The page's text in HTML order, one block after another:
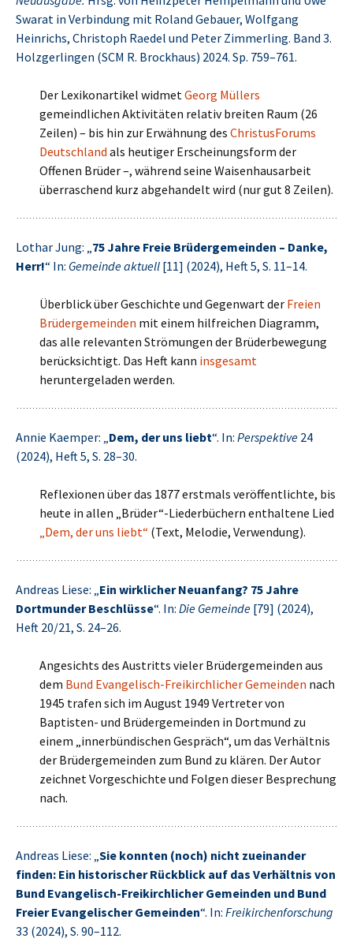
Swarat in Verbindung mit Roland Gebauer, Wolfgang
Heinrichs, Christoph Raedel und Peter Zimmerling. Band 3.
Holzgerlingen (SCM R. Brockhaus) 2024. Sp. 759–761.
Der Lexikonartikel widmetGeorg Müllers
gemeindlichen Aktivitäten relativ breiten Raum (26
Zeilen) – bis hin zur Erwähnung des ChristusForums
Deutschland als heutiger Erscheinungsform der
Offenen Brüder –, während seine Waisenhausarbeit
überraschend kurz abgehandelt wird (nur gut 8 Zeilen).
Lothar Jung: „75 Jahre Freie Brüdergemeinden – Danke,
Herr!“ In: Gemeinde aktuell [11] (2024), Heft 5, S. 11–14.
Überblick über Geschichte und Gegenwart der Freien
Brüdergemeinden mit einem hilfreichen Diagramm,
das alle relevanten Strömungen der Brüderbewegung
berücksichtigt. Das Heft kann insgesamt
heruntergeladen werden.
Annie Kaemper: „Dem, der uns liebt“. In: Perspektive 24
(2024), Heft 5, S. 28–30.
Reflexionen über das 1877 erstmals veröffentlichte, bis
heute in allen „Brüder“-Liederbüchern enthaltene Lied
„Dem, der uns liebt“ (Text, Melodie, Verwendung).
Andreas Liese: „Ein wirklicher Neuanfang? 75 Jahre
Dortmunder Beschlüsse“. In: Die Gemeinde [79] (2024),
Heft 20/21, S. 24–26.
Angesichts des Austritts vieler Brüdergemeinden aus
dem Bund Evangelisch-Freikirchlicher Gemeinden nach
1945 trafen sich im August 1949 Vertreter von
Baptisten- und Brüdergemeinden in Dortmund zu
einem „innerbündischen Gespräch“, um das Verhältnis
der Brüdergemeinden zum Bund zu klären. Der Autor
zeichnet Vorgeschichte und Folgen dieser Besprechung
nach.
Andreas Liese: „Sie konnten (noch) nicht zueinander
finden: Ein historischer Rückblick auf das Verhältnis von
Bund Evangelisch-Freikirchlicher Gemeinden und Bund
Freier Evangelischer Gemeinden“. In: Freikirchenforschung
33 (2024), S. 90–112.